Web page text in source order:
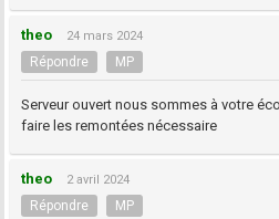
theo 24 mars 2024
Répondre MP
Serveur ouvert nous sommes à votre
faire les remontées nécessaire
theo 2 avril 2024
Répondre MP